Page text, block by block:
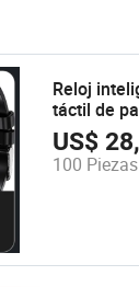
Reloj
táctil de
e iOS
US$
100 Piezas